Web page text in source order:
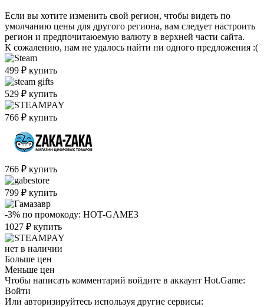
Если вы хотите изменить свой регион, чтобы видеть по
умолчанию цены для другого региона, вам следует настроить
регион и предпочитаюемую валюту в верхней части сайта.
К сожалению, нам не удалось найти ни одного предложения :(
499 ₽ купить
529 ₽ купить
766 ₽ купить
766 ₽ купить
799 ₽ купить
-3% по промокоду: HOT-GAME3
1027 ₽ купить
нет в наличии
Больше цен
Меньше цен
Чтобы написать комментарий войдите в аккаунт Hot.Game:
Войти
Или авторизируйтесь используя другие сервисы: